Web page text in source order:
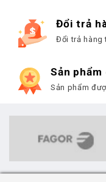
Đổi trả
Đổi trả hàng
Sản phẩm
Sản phẩm